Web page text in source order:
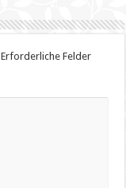
Erforderliche Felder